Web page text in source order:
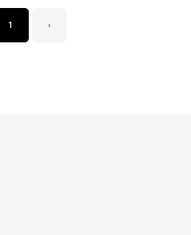
1 ›